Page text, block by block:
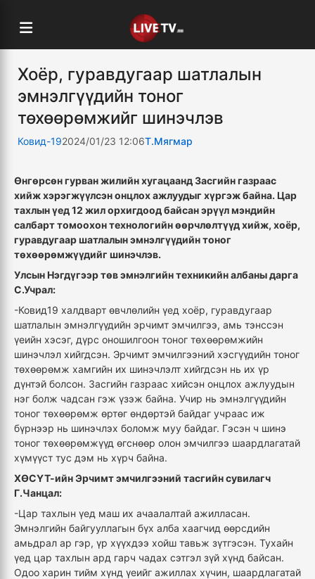
Хоёр, гуравдугаар шатлалын
эмнэлгүүдийн тоног
төхөөрөмжийг шинэчлэв
Ковид-192024/01/23 12:06Т.Мягмар
Өнгөрсөн гурван жилийн хугацаанд Засгийн газраас
хийж хэрэгжүүлсэн онцлох ажлуудыг хүргэж байна. Цар
тахлын үед 12 жил орхигдоод байсан эрүүл мэндийн
салбарт томоохон технологийн өөрчлөлтүүд хийж, хоёр,
гуравдугаар шатлалын эмнэлгүүдийн тоног
төхөөрөмжүүдийг шинэчлэв.
Улсын Нэгдүгээр төв эмнэлгийн техникийн албаны дарга
С.Учрал:
-Ковид19 халдварт өвчлөлийн үед хоёр, гуравдугаар
шатлалын эмнэлгүүдийн эрчимт эмчилгээ, амь тэнссэн
үеийн хэсэг, дүрс оношилгоон тоног төхөөрөмжийн
шинэчлэл хийгдсэн. Эрчимт эмчилгээний хэсгүүдийн тоног
төхөөрөмж хамгийн их шинэчлэлт хийгдсэн нь их үр
дүнтэй болсон. Засгийн газраас хийсэн онцлох ажлуудын
нэг болж чадсан гэж үзэж байна. Учир нь эмнэлгүүдийн
тоног төхөөрөмж өртөг өндөртэй байдаг учраас иж
бүрнээр нь шинэчлэх боломж муу байдаг. Гэсэн ч шинэ
тоног төхөөрөмжүүд өгснөөр олон эмчилгээ шаардлагатай
хүмүүст тус дэм нь хүрч байна.
ХӨСҮТ-ийн Эрчимт эмчилгээний тасгийн сувилагч
Г.Чанцал:
-Цар тахлын үед маш их ачаалалтай ажилласан.
Эмнэлгийн байгууллагын бүх алба хаагчид өөрсдийн
амьдрал ар гэр, үр хүүхдээ хойш тавьж зүтгэсэн. Тухайн
үед цар тахлын ард гарч чадах сэтгэл зүй хүнд байсан.
Одоо харин тийм хүнд үеийг ажиллах хүчин, шаардлагатай